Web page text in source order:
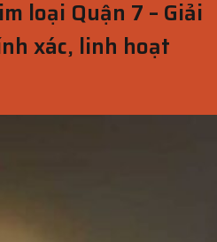
loại Quận 7 – Giải
xác, linh hoạt